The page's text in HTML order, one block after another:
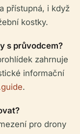
přístupná, i když
kostky.
s průvodcem?
zahrnuje
informační
.
pro drony